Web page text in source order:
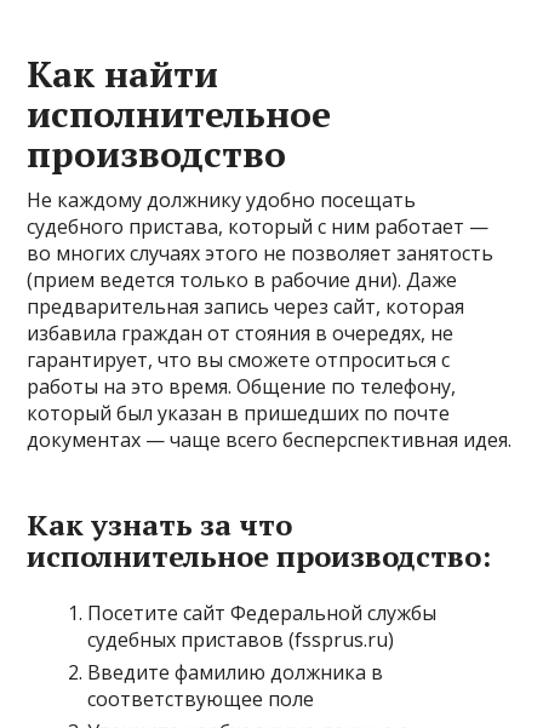
Как найти
исполнительное
производство
Не каждому должнику удобно посещать
судебного пристава, который с ним работает —
во многих случаях этого не позволяет занятость
(прием ведется только в рабочие дни). Даже
предварительная запись через сайт, которая
избавила граждан от стояния в очередях, не
гарантирует, что вы сможете отпроситься с
работы на это время. Общение по телефону,
который был указан в пришедших по почте
документах — чаще всего бесперспективная идея.
Как узнать за что
исполнительное производство:
Посетите сайт Федеральной службы
судебных приставов (fssprus.ru)
Введите фамилию должника в
соответствующее поле